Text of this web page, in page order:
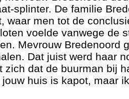
splinter. De familie
waar men tot de
voelde vanwege de
Mevrouw Bredenoord
Dat juist werd haar
zich dat de buurman bij
huis is kapot, maar